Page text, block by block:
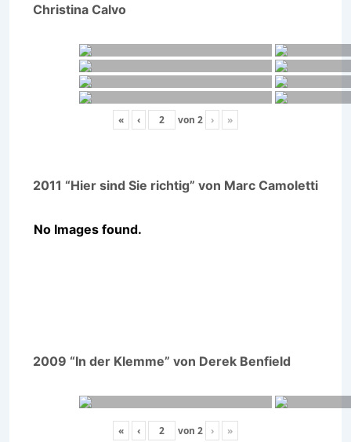
Christina Calvo
« ‹ von 2 › »
2011 “Hier sind Sie richtig” von Marc Camoletti
No Images found.
2009 “In der Klemme” von Derek Benfield
« ‹ von 2 › »